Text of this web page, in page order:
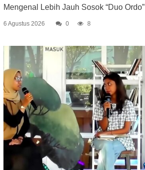
Mengenal Lebih Jauh Sosok “Duo Ordo”
6 Agustus 2026 0 8